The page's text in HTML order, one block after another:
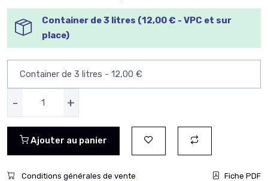
Container de 3 litres (12,00 € - VPC et sur
place)
- +
Ajouter au panier
Conditions générales de vente
Fiche PDF